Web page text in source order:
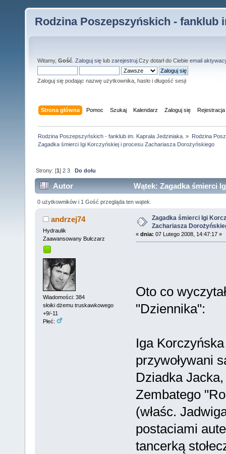
Rodzina Poszepszyńskich - fanklub
Witamy, Gość Zaloguj się lub zarejestruj .Czy dotarł do Ciebie email
Zaloguj się podając nazwę użytkownika, hasło i długość sesji
Strona główna Pomoc Szukaj Kalendarz Zaloguj się Rejestracja
Rodzina Poszepszyńskich - fanklub im. Kaprala Jedziniaka. » Rodzina
Zagadka śmierci Igi Korczyńskiej i procesu Zachariasza Dorożyńskiego
Strony: [1]2 3 Do dołu
Autor
Wątek: Zagadka śmierci
(Przeczytany 36374 razy)
0 użytkowników i 1 Gość przegląda ten wątek.
andrzej74
Hydraulik
Zaawansowany Bułczarz
Wiadomości: 384
słoiki dżemu truskawkowego
+9/-11
Płeć:
Zagadka śmierci Igi
Zachariasza
« dnia: 07 Lutego 2008, 14:47:17 »
Oto co
"Dziennika":
Iga
przywoływani
Dziadka
Zembatego
(właśc.
postaciami
tancerką